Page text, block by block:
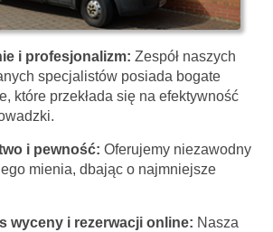
i profesjonalizm: Zespół naszych
specjalistów posiada bogate
które przekłada się na efektywność
i pewność: Oferujemy niezawodny
mienia, dbając o najmniejsze
wyceny i rezerwacji online: Nasza